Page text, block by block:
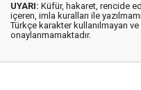
UYARI: Küfür, hakaret, rencide
içeren, imla kuralları ile
Türkçe karakter kullanılmayan
onaylanmamaktadır.